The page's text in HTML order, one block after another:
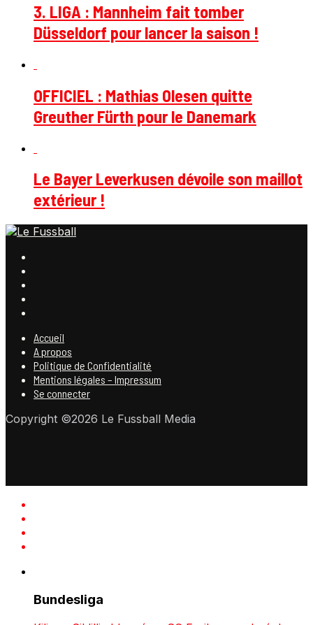
3. LIGA : Mannheim fait tomber
Düsseldorf pour lancer la saison !
OFFICIEL : Mathias Olesen quitte
Greuther Fürth pour le Danemark
Le Bayer Leverkusen dévoile son maillot
extérieur !
Accueil
A propos
Politique de Confidentialité
Mentions légales – Impressum
Se connecter
Copyright ©2026 Le Fussball Media
Bundesliga